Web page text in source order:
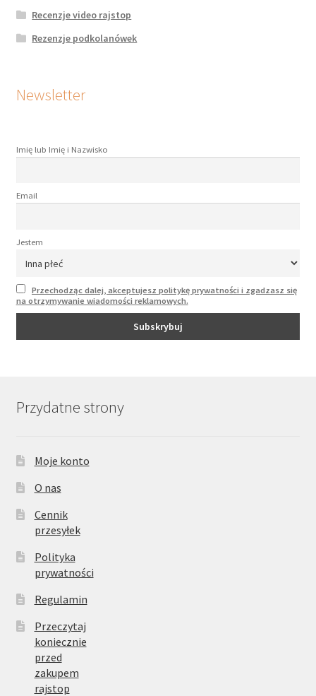
Recenzje video rajstop
Rezenzje podkolanówek
Newsletter
Imię lub Imię i Nazwisko
Email
Jestem
Przechodząc dalej, akceptujesz politykę prywatności i zgadzasz się
na otrzymywanie wiadomości reklamowych.
Przydatne strony
Moje konto
O nas
Cennik
przesyłek
Polityka
prywatności
Regulamin
Przeczytaj
koniecznie
przed
zakupem
rajstop